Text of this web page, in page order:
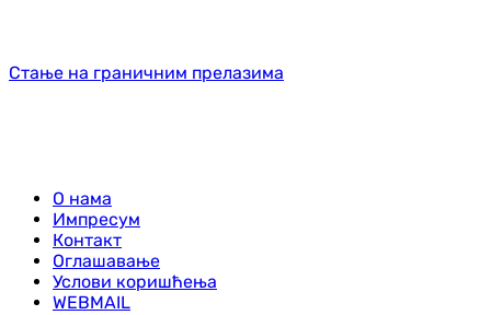
Стање на граничним прелазима
О нама
Импресум
Контакт
Оглашавање
Услови коришћења
WEBMAIL